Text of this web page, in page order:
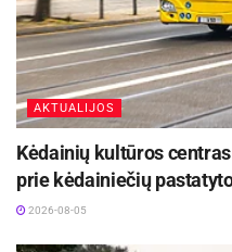
meras Rytis
Aktualios naujienos
Rugsėjo
2026-08-06
AKTUALIJOS
Kėdainių kultūros
prie kėdainiečių
2026-08-05